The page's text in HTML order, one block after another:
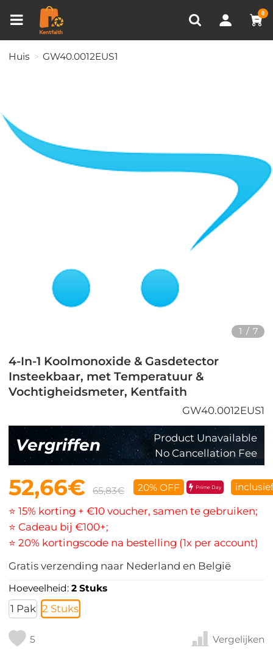
0
RECENT BEKEKEN
Huis GW40.0012EUS1
1 / 7
4-In-1 Koolmonoxide & Gasdetector
Insteekbaar, met Temperatuur &
Vochtigheidsmeter, Kentfaith
GW40.0012EUS1
Vergriffen
Product Unavailable
No Cancellation Fee
52,66€ 65,83€ 20% OFF Prime Day
⭐ 15% korting + €10 voucher, samen te gebruiken;
⭐ Cadeau bij €100+;
⭐ 20% kortingscode na bestelling (1x per account)
Gratis verzending naar Nederland en België
Hoeveelheid:2 Stuks
1 Pak 2 Stuks
5 Vergelijken